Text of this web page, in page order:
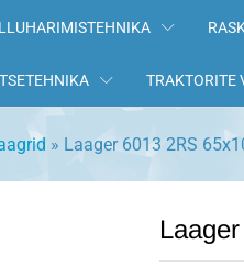
TRAKTORITE
» Laager 6013 2RS